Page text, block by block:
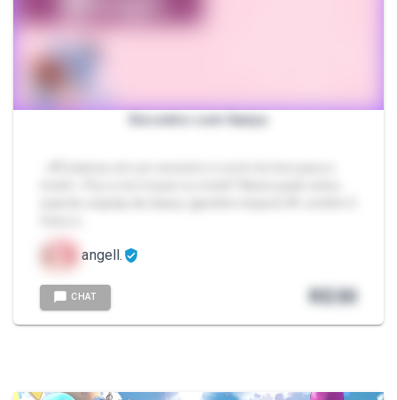
Encontro com Ganyu
angell.
CHAT R$30